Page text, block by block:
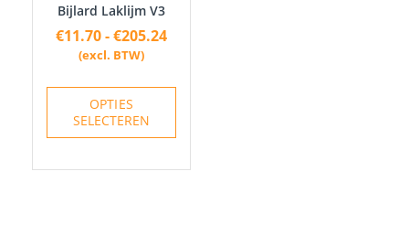
Bijlard Laklijm V3
€11.70-€205.24
(excl. BTW)
OPTIES
SELECTEREN
de